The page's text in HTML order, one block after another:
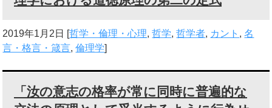
2019年1月2日 [哲学・倫理・心理,哲学,哲学者, カント ,名
言・格言・箴言,倫理学]
「汝の意志の格率が常に同時に普遍的な